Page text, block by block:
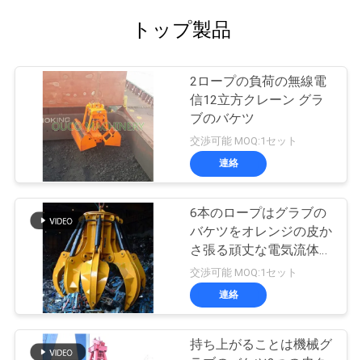
トップ製品
2ロープの負荷の無線電
信12立方クレーン グラ
ブのバケツ
交渉可能 MOQ:1セット
連絡
6本のロープはグラブの
バケツをオレンジの皮か
さ張る頑丈な電気流体式
の貨物伸ばす
交渉可能 MOQ:1セット
連絡
持ち上がることは機械グ